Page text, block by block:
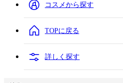
コスメから探す
TOPに戻る
詳しく探す